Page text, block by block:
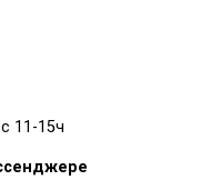
11-15ч